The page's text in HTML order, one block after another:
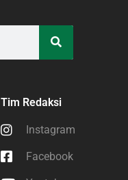
Tim Redaksi
Instagram
Facebook